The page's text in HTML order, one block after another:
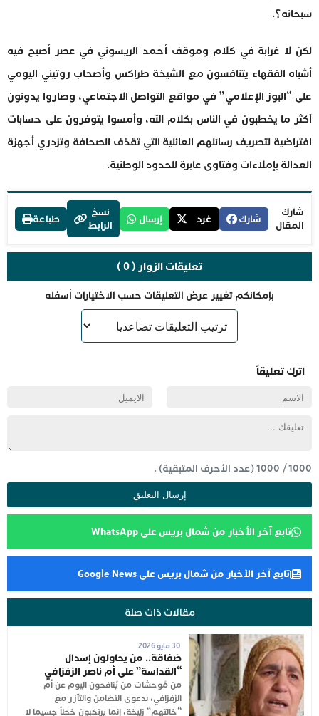
سبحانه؟.
لكن لا غرابة في كلام وموقف أحمد الريسوني في عصر أصبح فيه
أشباه الفقهاء يتنافسون مع الشيخة طراكس وأصحاب روتيني اليومي
على “البوز الإعلامي” في مواقع التواصل الاجتماعي، وصاروا يدونون
أكثر ما يخطبون في الناس بكلام الله، وأمسوا يتوفرون على حسابات
افتراضية لتصريف رسائلهم العائلية التي تقذف الصحافة وتزدري أجهزة
العدالة بإملاءات وفتاوى عابرة للحدود الوطنية.
شارك
المقال
شارك غرد إرسال
نسخ
الرابط
طباعة
تعليقات الزوار ( 0 )
بإمكانكم تغيير عرض التعليقات حسب الاختيارات أسفله
اترك تعليقاً
1000
/
1000(عدد الأحرف المتبقية) .
تابع آخر الأخبار من شمال بريس على WhatsApp
تابع آخر الأخبار من شمال بريس على Google News
مقالات ذات صلة
30 مايو 2026
صَفاقة.. من يحاولون إسدال
“القداسة” على أم ناصر الزفزافي
من مُوحشات من يُنافحون اليوم عن أم
الزفزافي، بدعوى التضامن والتآزر مع
“خالتهم” زليخة، إنما يَرتكبون خطأ جسيما لا